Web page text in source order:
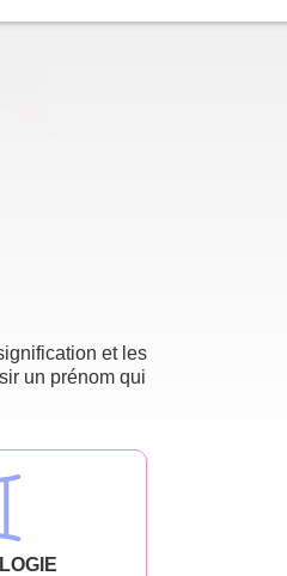
et les
un prénom qui